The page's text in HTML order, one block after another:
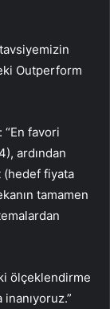
Outperform
“En favori
ardından
(hedef fiyata
tamamen
ölçeklendirme
inanıyoruz.”